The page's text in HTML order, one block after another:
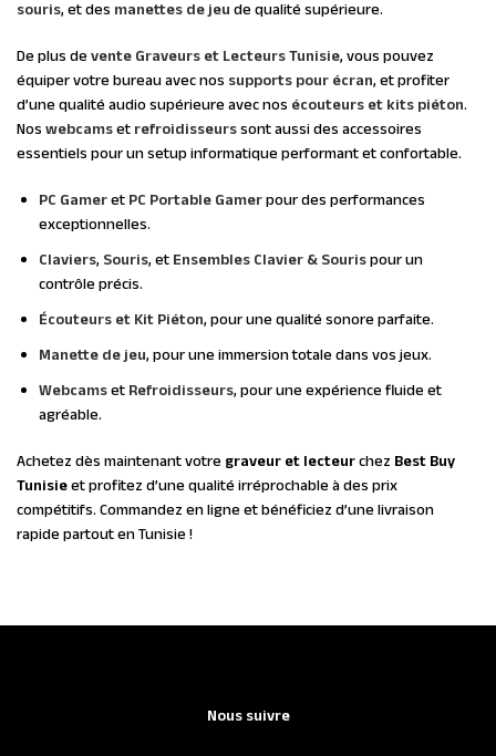
souris, et des manettes de jeude qualité supérieure.
De plus devente Graveurs et Lecteurs Tunisie, vous pouvez
équiper votre bureau avec nos supports pour écran, et profiter
d’une qualité audio supérieure avec nos écouteurs et kits piéton.
Noswebcamsetrefroidisseurssont aussi des accessoires
essentiels pour un setup informatique performant et confortable.
PC GameretPC Portable Gamerpour des performances
exceptionnelles.
Claviers, Souris, etEnsembles Clavier & Sourispour un
contrôle précis.
Écouteurs et Kit Piéton, pour une qualité sonore parfaite.
Manette de jeu, pour une immersion totale dans vos jeux.
WebcamsetRefroidisseurs, pour une expérience fluide et
agréable.
Achetez dès maintenant votre graveur et lecteurchez Best Buy
Tunisieet profitez d’une qualité irréprochable à des prix
compétitifs. Commandez en ligne et bénéficiez d’une livraison
rapide partout en Tunisie !
Nous suivre